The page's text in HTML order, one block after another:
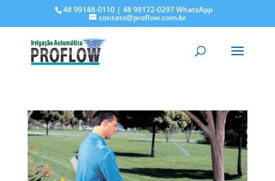
48 99148-0110 | 48 99172-0297 WhatsApp
contato@proflow.com.br